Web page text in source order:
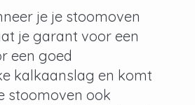
je je stoomoven
je garant voor een
een goed
kalkaanslag en komt
stoomoven ook